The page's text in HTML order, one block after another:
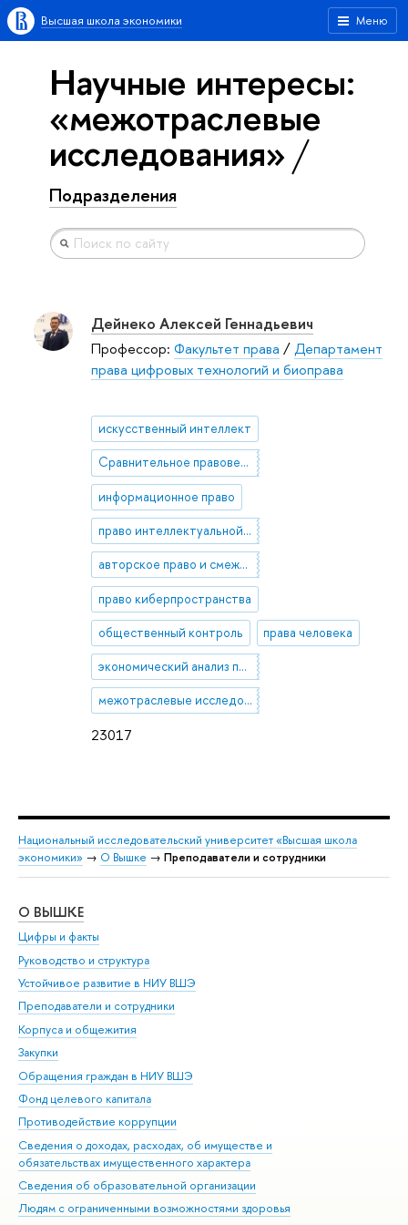
Меню
Высшая школа экономики
Научные интересы:
«межотраслевые
исследования»
Подразделения
23017
Дейнеко Алексей Геннадьевич
Профессор: Факультет права /Департамент
права цифровых технологий и биоправа
искусственный интеллект
Сравнительное правоведение. Конституционное право. Права человека. Теория государства и права. Философия права
информационное право
право интеллектуальной собственности
авторское право и смежные права
право киберпространства
общественный контроль права человека
экономический анализ права
межотраслевые исследования
Национальный исследовательский университет «Высшая школа
экономики» → О Вышке → Преподаватели и сотрудники
О ВЫШКЕ
Цифры и факты
Руководство и структура
Устойчивое развитие в НИУ ВШЭ
Преподаватели и сотрудники
Корпуса и общежития
Закупки
Обращения граждан в НИУ ВШЭ
Фонд целевого капитала
Противодействие коррупции
Сведения о доходах, расходах, об имуществе и
обязательствах имущественного характера
Сведения об образовательной организации
Людям с ограниченными возможностями здоровья